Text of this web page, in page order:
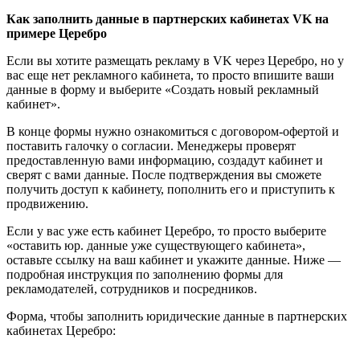
Как заполнить данные в партнерских кабинетах VK на
примере Церебро
Если вы хотите размещать рекламу в VK через Церебро, но у
вас еще нет рекламного кабинета, то просто впишите ваши
данные в форму и выберите «Создать новый рекламный
кабинет».
В конце формы нужно ознакомиться с договором-офертой и
поставить галочку о согласии. Менеджеры проверят
предоставленную вами информацию, создадут кабинет и
сверят с вами данные. После подтверждения вы сможете
получить доступ к кабинету, пополнить его и приступить к
продвижению.
Если у вас уже есть кабинет Церебро, то просто выберите
«оставить юр. данные уже существующего кабинета»,
оставьте ссылку на ваш кабинет и укажите данные. Ниже —
подробная инструкция по заполнению формы для
рекламодателей, сотрудников и посредников.
Форма, чтобы заполнить юридические данные в партнерских
кабинетах Церебро: